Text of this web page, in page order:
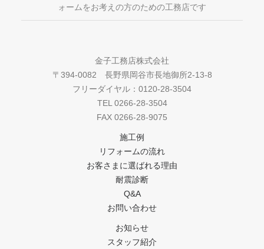
ォームをお考えの方のための工務店です
金子工務店株式会社
〒394-0082 長野県岡谷市長地御所2-13-8
フリーダイヤル：0120-28-3504
TEL 0266-28-3504
FAX 0266-28-9075
施工例
リフォームの流れ
お客さまに選ばれる理由
耐震診断
Q&A
お問い合わせ
お知らせ
スタッフ紹介